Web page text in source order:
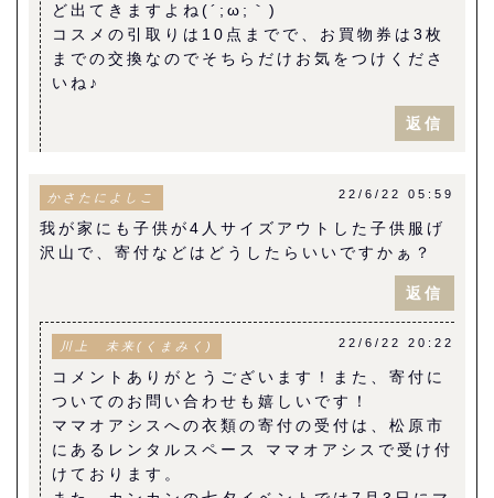
ど出てきますよね(´;ω;｀)
コスメの引取りは10点までで、お買物券は3枚
までの交換なのでそちらだけお気をつけくださ
いね♪
返信
かさたによしこ 22/6/22 05:59
我が家にも子供が4人サイズアウトした子供服げ
沢山で、寄付などはどうしたらいいですかぁ？
返信
川上 未来(くまみく) 22/6/22 20:22
コメントありがとうございます！また、寄付に
ついてのお問い合わせも嬉しいです！
ママオアシスへの衣類の寄付の受付は、松原市
にあるレンタルスペース ママオアシスで受け付
けております。